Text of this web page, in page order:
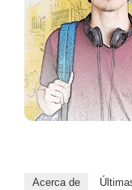
Acerca de